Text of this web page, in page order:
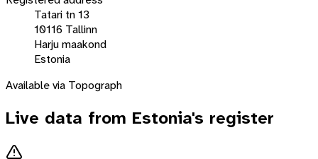
Tatari tn 13
10116 Tallinn
Harju maakond
Estonia
Available via Topograph
Live data from Estonia's register